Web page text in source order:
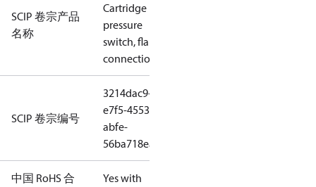
SCIP 卷宗产品
名称
Cartridge
pressure
switch, flare
connection
SCIP 卷宗编号
3214dac9-
e7f5-4553-
abfe-
56ba718eab3c
中国 RoHS 合
Yes with